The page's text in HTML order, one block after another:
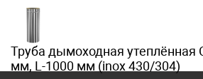
Труба дымоходная утеплённая
мм, L-1000 мм (inox 430/304)